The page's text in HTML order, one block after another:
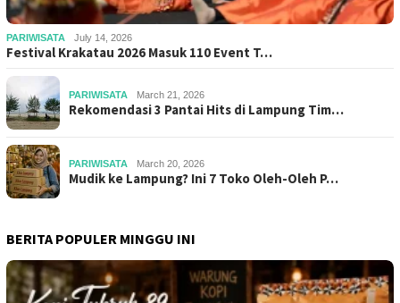
PARIWISATA July 14, 2026
Festival Krakatau 2026 Masuk 110 Event T…
PARIWISATA March 21, 2026
Rekomendasi 3 Pantai Hits di Lampung Tim…
PARIWISATA March 20, 2026
Mudik ke Lampung? Ini 7 Toko Oleh-Oleh P…
BERITA POPULER MINGGU INI